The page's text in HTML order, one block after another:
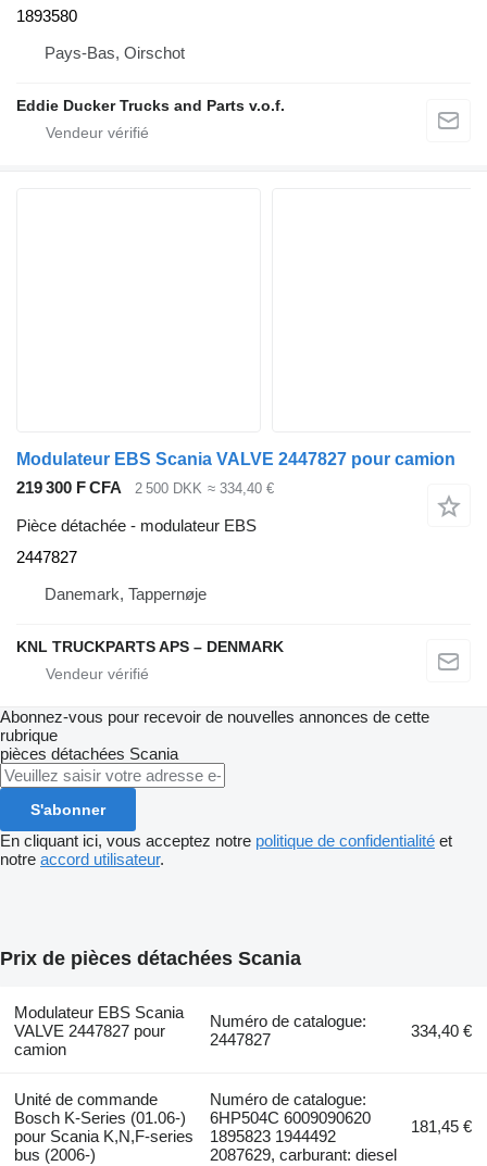
1893580
Pays-Bas, Oirschot
Eddie Ducker Trucks and Parts v.o.f.
Modulateur EBS Scania VALVE 2447827 pour camion
219 300 F CFA
2 500 DKK ≈ 334,40 €
Pièce détachée - modulateur EBS
2447827
Danemark, Tappernøje
KNL TRUCKPARTS APS – DENMARK
Abonnez-vous pour recevoir de nouvelles annonces de cette
rubrique
pièces détachées Scania
S'abonner
En cliquant ici, vous acceptez notre politique de confidentialité et
notre accord utilisateur.
Prix de pièces détachées Scania
Modulateur EBS Scania
VALVE 2447827 pour
camion
Numéro de catalogue:
2447827
334,40 €
Unité de commande
Bosch K-Series (01.06-)
pour Scania K,N,F-series
bus (2006-)
Numéro de catalogue:
6HP504C 6009090620
1895823 1944492
2087629, carburant: diesel
181,45 €